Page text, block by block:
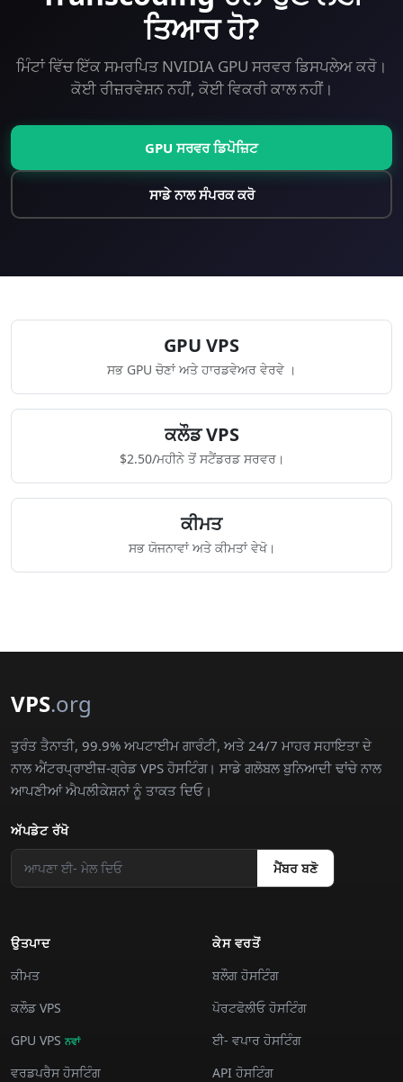
ਤਿਆਰ ਹੋ?
ਮਿੰਟਾਂ ਵਿੱਚ ਇੱਕ ਸਮਰਪਿਤ NVIDIA GPU ਸਰਵਰ ਡਿਸਪਲੇਅ ਕਰੋ।
ਕੋਈ ਰੀਜ਼ਰਵੇਸ਼ਨ ਨਹੀਂ, ਕੋਈ ਵਿਕਰੀ ਕਾਲ ਨਹੀਂ।
GPU ਸਰਵਰ ਡਿਪੋਜ਼ਿਟ
ਸਾਡੇ ਨਾਲ ਸੰਪਰਕ ਕਰੋ
GPU VPS
ਸਭ GPU ਚੋਣਾਂ ਅਤੇ ਹਾਰਡਵੇਅਰ ਵੇਰਵੇ ।
ਕਲੌਡ VPS
$2.50/ਮਹੀਨੇ ਤੋਂ ਸਟੈਂਡਰਡ ਸਰਵਰ।
ਕੀਮਤ
ਸਭ ਯੋਜਨਾਵਾਂ ਅਤੇ ਕੀਮਤਾਂ ਵੇਖੋ।
VPS.org
ਤੁਰੰਤ ਤੈਨਾਤੀ, 99.9% ਅਪਟਾਈਮ ਗਾਰੰਟੀ, ਅਤੇ 24/7 ਮਾਹਰ ਸਹਾਇਤਾ ਦੇ
ਨਾਲ ਐਂਟਰਪ੍ਰਾਈਜ਼-ਗ੍ਰੇਡ VPS ਹੋਸਟਿੰਗ। ਸਾਡੇ ਗਲੋਬਲ ਬੁਨਿਆਦੀ ਢਾਂਚੇ ਨਾਲ
ਆਪਣੀਆਂ ਐਪਲੀਕੇਸ਼ਨਾਂ ਨੂੰ ਤਾਕਤ ਦਿਓ।
ਅੱਪਡੇਟ ਰੱਖੋ
ਮੈਂਬਰ ਬਣੋ
ਉਤਪਾਦ
ਕੀਮਤ
ਕਲੌਡ VPS
GPU VPS ਨਵਾਂ
ਵਰਡਪਰੈਸ ਹੋਸਟਿੰਗ
ਕੇਸ ਵਰਤੋਂ
ਬਲੌਗ ਹੋਸਟਿੰਗ
ਪੋਰਟਫੋਲੀਓ ਹੋਸਟਿੰਗ
ਈ- ਵਪਾਰ ਹੋਸਟਿੰਗ
API ਹੋਸਟਿੰਗ